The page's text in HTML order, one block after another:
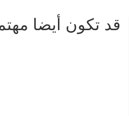
قد تكون أيضا